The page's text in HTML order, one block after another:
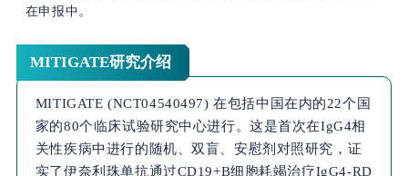
在申报中。
MITIGATE研究介绍
MITIGATE (NCT04540497) 在包括中国在内的22个国
家的80个临床试验研究中心进行。这是首次在IgG4相
关性疾病中进行的随机、双盲、安慰剂对照研究，证
实了伊奈利珠单抗通过CD19+B细胞耗竭治疗IgG4-RD